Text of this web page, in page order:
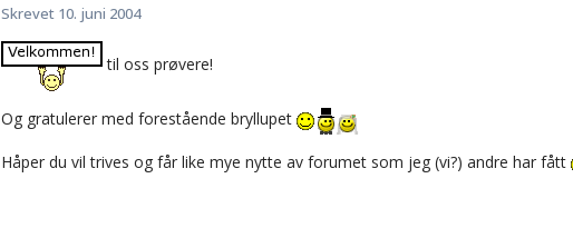
Skrevet 10. juni 2004
til oss prøvere!
Og gratulerer med forestående bryllupet
Håper du vil trives og får like mye nytte av forumet som jeg (vi?) andre har fått